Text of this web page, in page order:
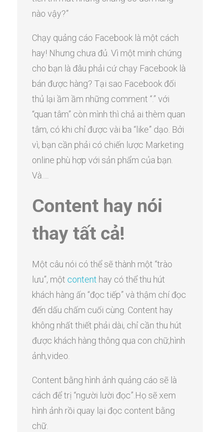
nào vậy?”
Chạy quảng cáo Facebook là một cách
hay! Nhưng chưa đủ. Vì một minh chứng
cho bạn là đâu phải cứ chạy Facebook là
bán được hàng? Tại sao Facebook đối
thủ lại ầm ầm những comment “.” với
“quan tâm” còn mình thì chả ai thèm quan
tâm, có khi chỉ được vài ba “like” dạo. Bởi
vì, bạn cần phải có chiến lược Marketing
online phù hợp với sản phẩm của bạn.
Và….
Content hay nói
thay tất cả!
Một câu nói có thể sẽ thành một “trào
lưu”, một content hay có thể thu hút
khách hàng ấn “đọc tiếp” và thậm chí đọc
đến dấu chấm cuối cùng. Content hay
không nhất thiết phải dài, chỉ cần thu hút
được khách hàng thông qua con chữ,hình
ảnh,video.
Content bằng hình ảnh quảng cáo sẽ là
cách để trị “người lười đọc”.Họ sẽ xem
hình ảnh rồi quay lại đọc content bằng
chữ.